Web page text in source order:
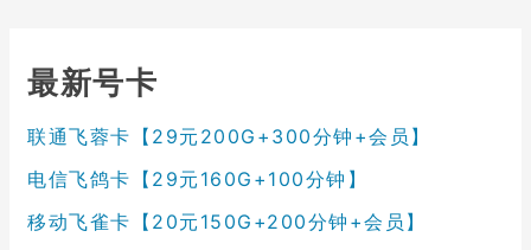
最新号卡
联通飞蓉卡【29元200G+300分钟+会员】
电信飞鸽卡【29元160G+100分钟】
移动飞雀卡【20元150G+200分钟+会员】